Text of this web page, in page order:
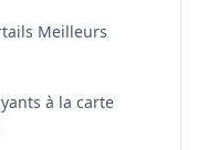
Meilleurs
à la carte